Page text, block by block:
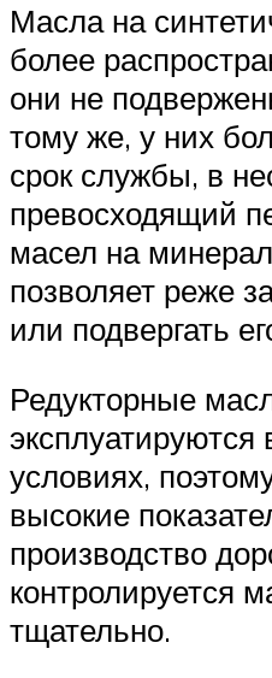
Масла на
более
они не
тому же, у них
срок службы, в
превосходящий
масел на
позволяет реже
или подвергать
Редукторные
условиях,
высокие
производство
контролируется
тщательно.